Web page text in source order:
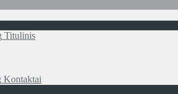
Titulinis
Kontaktai